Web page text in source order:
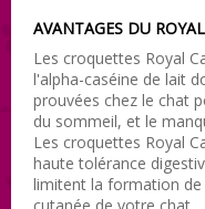
AVANTAGES DU
Les croquettes Royal
l'alpha-caséine de lait
prouvées chez le chat
du sommeil, et le
Les croquettes Royal
haute tolérance
limitent la formation